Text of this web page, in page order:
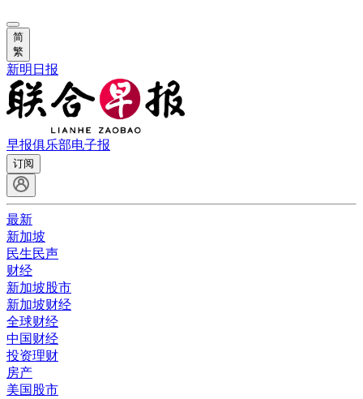
简
繁
新明日报
早报俱乐部电子报
订阅
最新
新加坡
民生民声
财经
新加坡股市
新加坡财经
全球财经
中国财经
投资理财
房产
美国股市